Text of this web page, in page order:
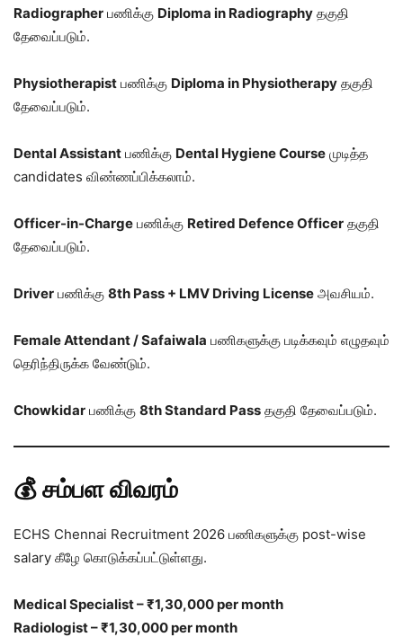
Radiographer பணிக்கு Diploma in Radiography தகுதி
தேவைப்படும்.
Physiotherapist பணிக்கு Diploma in Physiotherapy தகுதி
தேவைப்படும்.
Dental Assistant பணிக்கு Dental Hygiene Course முடித்த
candidates விண்ணப்பிக்கலாம்.
Officer-in-Charge பணிக்கு Retired Defence Officer தகுதி
தேவைப்படும்.
Driver பணிக்கு 8th Pass + LMV Driving License அவசியம்.
Female Attendant / Safaiwala பணிகளுக்கு படிக்கவும் எழுதவும்
தெரிந்திருக்க வேண்டும்.
Chowkidar பணிக்கு 8th Standard Pass தகுதி தேவைப்படும்.
💰 சம்பள விவரம்
ECHS Chennai Recruitment 2026 பணிகளுக்கு post-wise
salary கீழே கொடுக்கப்பட்டுள்ளது.
Medical Specialist – ₹1,30,000 per month
Radiologist – ₹1,30,000 per month